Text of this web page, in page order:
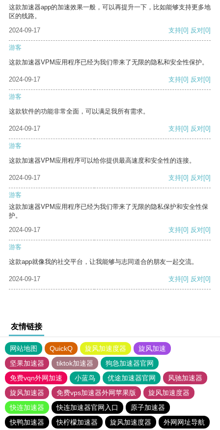
这款加速器app的加速效果一般，可以再提升一下，比如能够支持更多地
区的线路。
2024-09-17
支持[0] 反对[0]
游客
这款加速器VPM应用程序已经为我们带来了无限的隐私和安全性保护。
2024-09-17 支持[0] 反对[0]
游客
这款软件的功能非常全面，可以满足我所有需求。
2024-09-17 支持[0] 反对[0]
游客
这款加速器VPM应用程序可以给你提供最高速度和安全性的连接。
2024-09-17 支持[0] 反对[0]
游客
这款加速器VPM应用程序已经为我们带来了无限的隐私保护和安全性保
护。
2024-09-17
支持[0] 反对[0]
游客
这款app就像我的社交平台，让我能够与志同道合的朋友一起交流。
2024-09-17 支持[0] 反对[0]
友情链接
网站地图 QuickQ 旋风加速度器
旋风加速
坚果加速器
tiktok加速器
狗急加速器官网
免费vqn外网加速
小蓝鸟 优途加速器官网
风驰加速器
旋风加速器
免费vps加速器外网苹果版
旋风加速度器
快连加速器
快连加速器官网入口
原子加速器
快鸭加速器
快柠檬加速器 旋风加速度器 外网网址导航